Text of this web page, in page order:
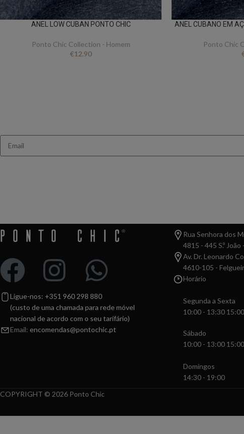
ANEL LOW CUBAN PONTO CHIC
Ponto Chic Collection - Homem
€12.90
ANEL CUBANO EM
Ponto Chic
Ligue-nos: +351 960 298 880
(custo de uma chamada para rede móvel
nacional de acordo com o seu tarifário)
Email: encomendas@pontochic.pt
Rua Senhora dos
4815 - 445 S.º João
Av. Dr. Leonardo
4610-105 -
Horário
Segunda a Sexta
10:00 - 13:30
Sábado
10:00 - 13:00
Domingos
14:30 - 19:00
COPYRIGHT © 2026 Ponto Chic